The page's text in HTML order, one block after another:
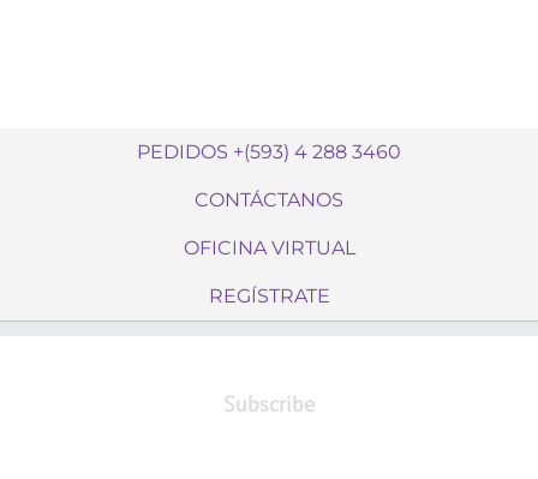
PEDIDOS +(593) 4 288 3460
CONTÁCTANOS
OFICINA VIRTUAL
REGÍSTRATE
Subscribe